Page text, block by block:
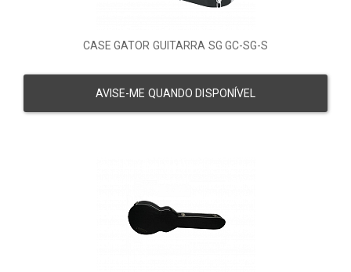
CASE GATOR GUITARRA SG GC-SG-S
AVISE-ME QUANDO DISPONÍVEL